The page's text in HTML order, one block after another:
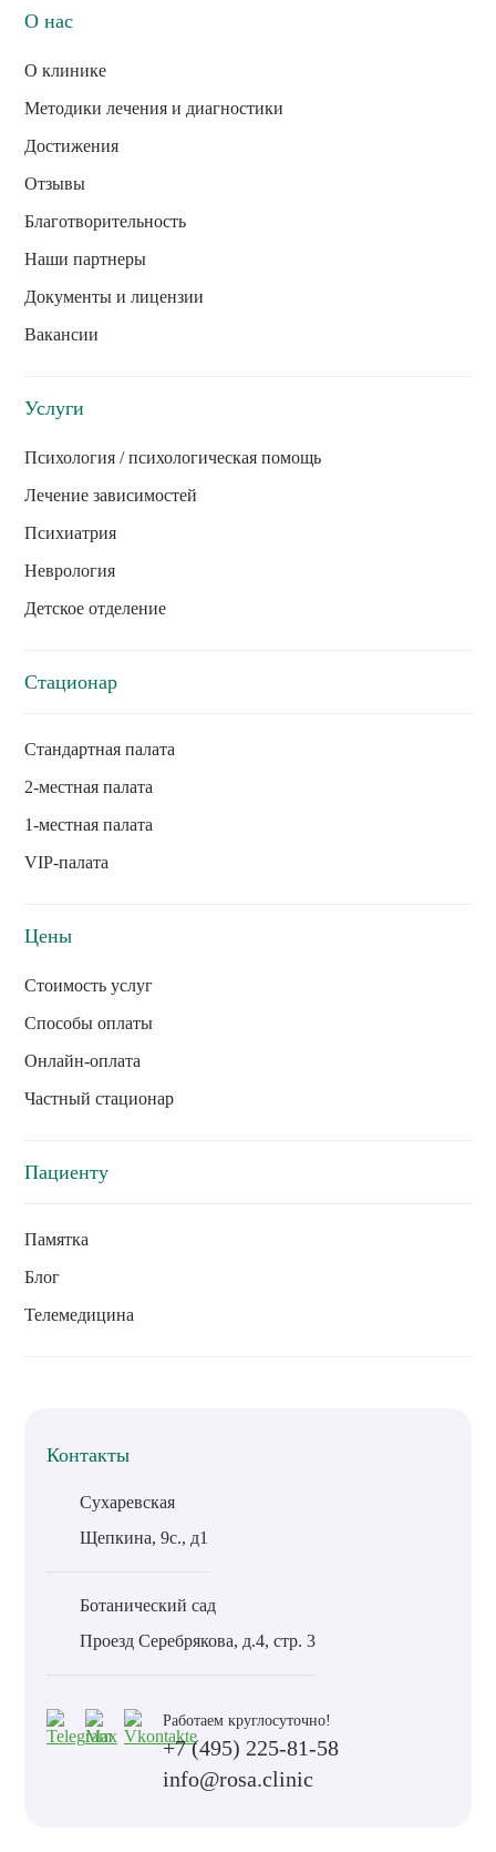
О нас
О клинике
Методики лечения и диагностики
Достижения
Отзывы
Благотворительность
Наши партнеры
Документы и лицензии
Вакансии
Услуги
Психология / психологическая помощь
Лечение зависимостей
Психиатрия
Неврология
Детское отделение
Стационар
Стандартная палата
2-местная палата
1-местная палата
VIP-палата
Цены
Стоимость услуг
Способы оплаты
Онлайн-оплата
Частный стационар
Пациенту
Памятка
Блог
Телемедицина
Контакты
Сухаревская
Щепкина, 9с., д1
Ботанический сад
Проезд Серебрякова, д.4, стр. 3
Работаем круглосуточно!
+7 (495) 225-81-58
info@rosa.clinic